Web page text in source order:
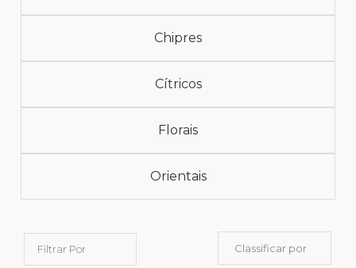
Chipres
Cítricos
Florais
Orientais
Filtrar Por Classificar por